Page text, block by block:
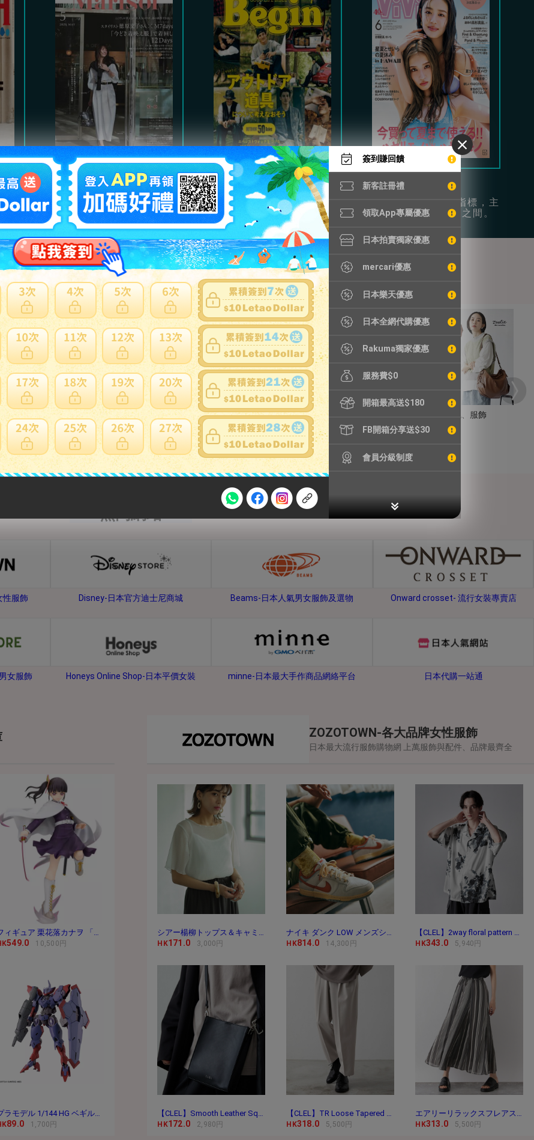
放「$10 Letao Dollar」至會員帳戶中。
，若要參加APP加碼活動，可掃瞄QRcode下載APP。
門票、優惠券、住宿券、禮券、儲值卡……等等」、48小時外付款、
止之權利，如有變更恕不另行通知，將以官網公告為準。
簽到賺回饋
新客註冊禮
領取App專屬優惠
日本拍賣獨家優惠
mercari優惠
日本樂天優惠
日本全網代購優惠
Rakuma獨家優惠
服務費$0
開箱最高送$180
FB開箱分享送$30
會員分級制度
力的
Marisol
氣質高雅都會風格，及職
場服裝、日常休閒穿搭。
Begin
以經典時尚和日常休閒為
主，提供豐富穿搭參考。
Vivi
年輕女性的流行指標，主
打可愛和成熟風之間。
熱門商品
內衣、睡衣 鞋子、靴子 手錶 包包、服飾
熱門網站
性服飾 Disney-日本官方迪士尼商城 Beams-日本人氣男女服飾及選物 Onward crosset- 流行女裝專賣店
女服飾 Honeys Online Shop-日本平價女裝 minne-日本最大手作商品網絡平台 日本代購一站通
549.0 10,500円
プラモデル 1/144 HG ベギルペンデ 「機動戦士ガ
89.0 1,700円
ZOZOTOWN-各大品牌女性服飾
日本最大流行服飾購物網 上萬服飾與配件、品牌最齊全
HK171.0 3,000円 HK814.0 14,300円 HK343.0 5,940円
HK172.0 2,980円 HK318.0 5,500円 HK313.0 5,500円